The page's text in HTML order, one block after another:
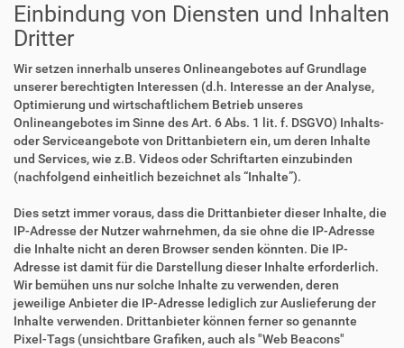
Einbindung von Diensten und Inhalten
Dritter
Wir setzen innerhalb unseres Onlineangebotes auf Grundlage
unserer berechtigten Interessen (d.h. Interesse an der Analyse,
Optimierung und wirtschaftlichem Betrieb unseres
Onlineangebotes im Sinne des Art. 6 Abs. 1 lit. f. DSGVO) Inhalts-
oder Serviceangebote von Drittanbietern ein, um deren Inhalte
und Services, wie z.B. Videos oder Schriftarten einzubinden
(nachfolgend einheitlich bezeichnet als “Inhalte”).
Dies setzt immer voraus, dass die Drittanbieter dieser Inhalte, die
IP-Adresse der Nutzer wahrnehmen, da sie ohne die IP-Adresse
die Inhalte nicht an deren Browser senden könnten. Die IP-
Adresse ist damit für die Darstellung dieser Inhalte erforderlich.
Wir bemühen uns nur solche Inhalte zu verwenden, deren
jeweilige Anbieter die IP-Adresse lediglich zur Auslieferung der
Inhalte verwenden. Drittanbieter können ferner so genannte
Pixel-Tags (unsichtbare Grafiken, auch als "Web Beacons"